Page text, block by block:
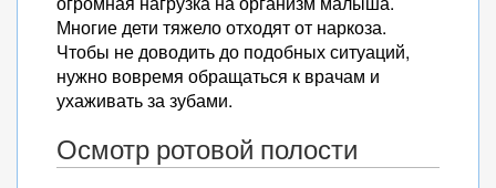
Многие дети тяжело отходят от наркоза.
Чтобы не доводить до подобных ситуаций,
нужно вовремя обращаться к врачам и
ухаживать за зубами.
Осмотр ротовой полости